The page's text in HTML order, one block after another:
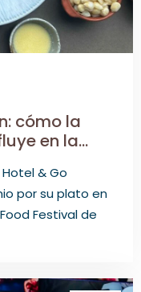
cómo la
en la
& Go
por su plato en
Festival de